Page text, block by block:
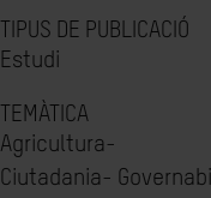
TIPUS DE PUBLICACIÓ
Estudi
TEMÀTICA
Agricultura-
Ciutadania-